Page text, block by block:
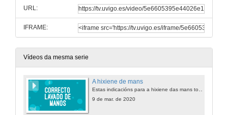
URL:
IFRAME:
Vídeos da mesma serie
A hixiene de mans
9 de mar. de 2020